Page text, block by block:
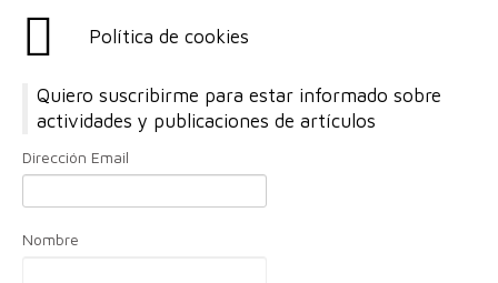
Política de cookies
Quiero suscribirme para estar informado sobre
actividades y publicaciones de artículos
Dirección Email
Nombre